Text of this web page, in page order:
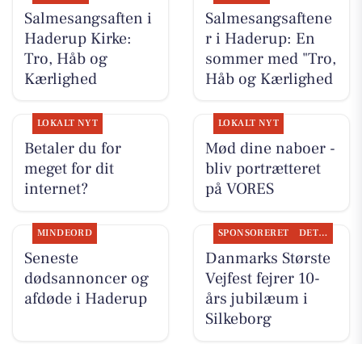
Salmesangsaften i
Haderup Kirke:
Tro, Håb og
Kærlighed
Salmesangsaftene
r i Haderup: En
sommer med "Tro,
Håb og Kærlighed
LOKALT NYT
Betaler du for
meget for dit
internet?
LOKALT NYT
Mød dine naboer -
bliv portrætteret
på VORES
MINDEORD
Seneste
dødsannoncer og
afdøde i Haderup
SPONSORERET DET SKER
Danmarks Største
Vejfest fejrer 10-
års jubilæum i
Silkeborg